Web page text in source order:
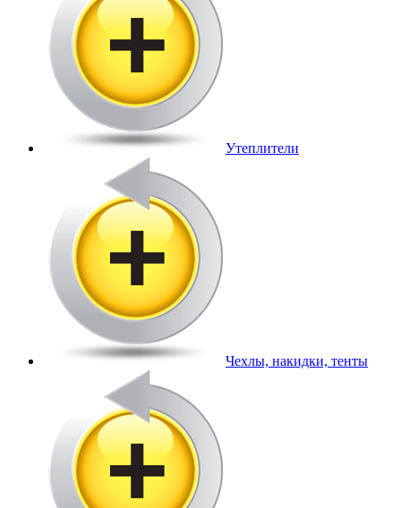
Утеплители
Чехлы, накидки, тенты